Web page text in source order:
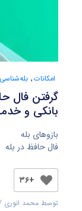
امکانات, بله‌شناسی
گرفتن فال
بانکی و
بازوهای بله
فال حافظ در بله
+۳۶
توسط محمد انوری